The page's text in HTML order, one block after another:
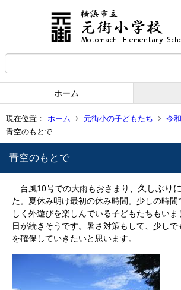
ホーム
現在位置： ホーム 元街小の子どもたち
令
青空のもとで
青空のもとで
台風10号での大雨もおさまり、 久しぶりに
た。夏休み明け最初の休み時間。少しの時間
しく外遊びを楽しんでいる子どもたちもい
日が続きそうです。暑さ対策もして、少しで
を確保していきたいと思います。